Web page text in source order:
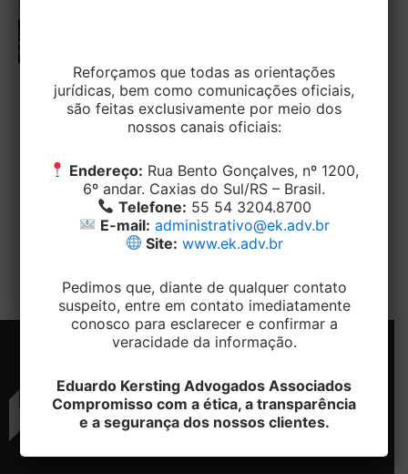
TRABALHISTA
Minutos residuais não são
EditorEK/26 de abril de 2023
Em reclamação trabalhista ex-empregado alega
que os períodos de até dez minutos antes e depois
Reforçamos que todas as orientações
jurídicas, bem como comunicações oficiais,
são feitas exclusivamente por meio dos
nossos canais oficiais:
Endereço: Rua Bento Gonçalves, nº 1200,
6º andar. Caxias do Sul/RS – Brasil.
Telefone: 55 54 3204.8700
E-mail: administrativo@ek.adv.br
Site: www.ek.adv.br
Pedimos que, diante de qualquer contato
suspeito, entre em contato imediatamente
conosco para esclarecer e confirmar a
veracidade da informação.
Eduardo Kersting Advogados Associados
Compromisso com a ética, a transparência
e a segurança dos nossos clientes.